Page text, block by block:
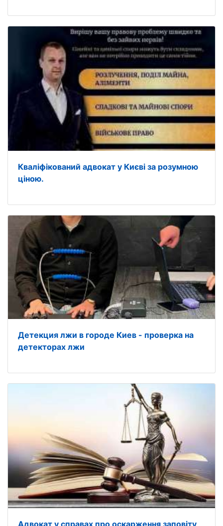
Кваліфікований адвокат у Києві за розумною
ціною.
Детекция лжи в городе Киев - проверка на
детекторах лжи
Адвокат у справах про оскарження заповіту